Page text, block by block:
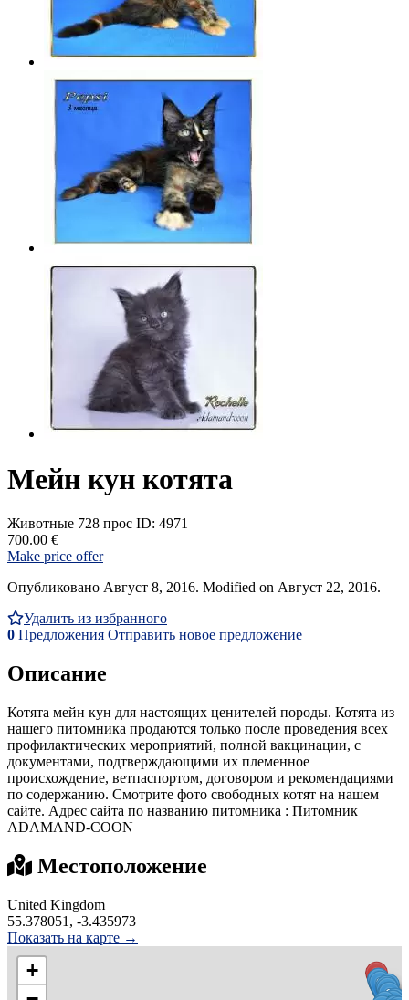
Мейн кун котята
Животные 728 прос ID: 4971
700.00 €
Make price offer
Опубликовано Август 8, 2016. Modified on Август 22, 2016.
Удалить из избранного
0 Предложения Отправить новое предложение
Описание
Котята мейн кун для настоящих ценителей породы. Котята из
нашего питомника продаются только после проведения всех
профилактических мероприятий, полной вакцинации, с
документами, подтверждающими их племенное
происхождение, ветпаспортом, договором и рекомендациями
по содержанию. Смотрите фото свободных котят на нашем
сайте. Адрес сайта по названию питомника : Питомник
ADAMAND-COON
Местоположение
United Kingdom
55.378051, -3.435973
Показать на карте →
+